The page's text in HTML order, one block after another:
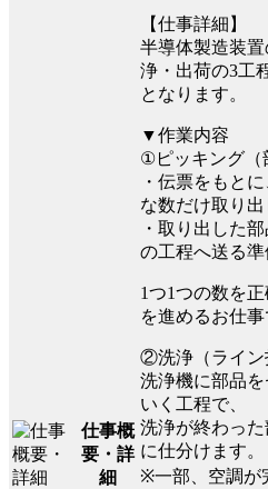
仕事概
要・詳
細
【仕事詳細】
半導体製造装
浄・出荷の3工
となります。
▼作業内容
①ピッキング（
・伝票をもと
な数だけ取り出
・取り出した
の工程へ送る準
1つ1つの数を
を進めるお仕
②洗浄（ライン
洗浄機に部品
いく工程で、
洗浄が終わっ
に仕分けます。
※一部、空調が